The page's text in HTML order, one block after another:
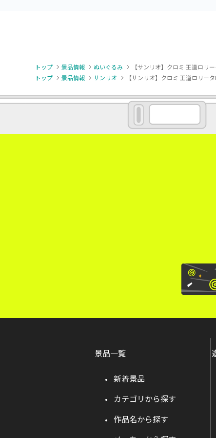
トップ 景品情報 ぬいぐるみ
【サンリオ】クロミ 王道ロリ
トップ
景品情報 サンリオ 【サンリオ】クロミ 王道ロリー
景品一覧
新着景品
カテゴリから探す
作品名から探す